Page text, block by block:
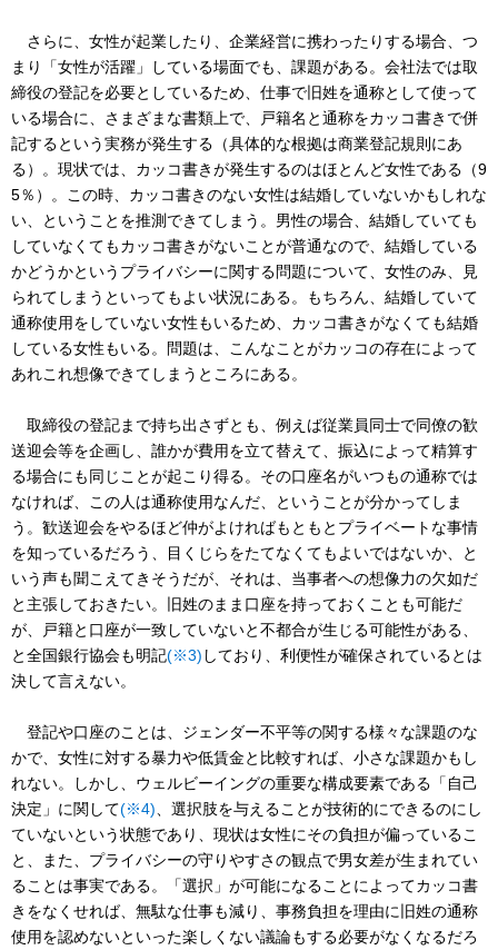
さらに、女性が起業したり、企業経営に携わったりする場合、つ
まり「女性が活躍」している場面でも、課題がある。会社法では取
締役の登記を必要としているため、仕事で旧姓を通称として使って
いる場合に、さまざまな書類上で、戸籍名と通称をカッコ書きで併
記するという実務が発生する（具体的な根拠は商業登記規則にあ
る）。現状では、カッコ書きが発生するのはほとんど女性である（9
5％）。この時、カッコ書きのない女性は結婚していないかもしれな
い、ということを推測できてしまう。男性の場合、結婚していても
していなくてもカッコ書きがないことが普通なので、結婚している
かどうかというプライバシーに関する問題について、女性のみ、見
られてしまうといってもよい状況にある。もちろん、結婚していて
通称使用をしていない女性もいるため、カッコ書きがなくても結婚
している女性もいる。問題は、こんなことがカッコの存在によって
あれこれ想像できてしまうところにある。
取締役の登記まで持ち出さずとも、例えば従業員同士で同僚の歓
送迎会等を企画し、誰かが費用を立て替えて、振込によって精算す
る場合にも同じことが起こり得る。その口座名がいつもの通称では
なければ、この人は通称使用なんだ、ということが分かってしま
う。歓送迎会をやるほど仲がよければもともとプライベートな事情
を知っているだろう、目くじらをたてなくてもよいではないか、と
いう声も聞こえてきそうだが、それは、当事者への想像力の欠如だ
と主張しておきたい。旧姓のまま口座を持っておくことも可能だ
が、戸籍と口座が一致していないと不都合が生じる可能性がある、
と全国銀行協会も明記(※3) しており、利便性が確保されているとは
決して言えない。
登記や口座のことは、ジェンダー不平等の関する様々な課題のな
かで、女性に対する暴力や低賃金と比較すれば、小さな課題かもし
れない。しかし、ウェルビーイングの重要な構成要素である「自己
決定」に関して(※4) 、選択肢を与えることが技術的にできるのにし
ていないという状態であり、現状は女性にその負担が偏っているこ
と、また、プライバシーの守りやすさの観点で男女差が生まれてい
ることは事実である。「選択」が可能になることによってカッコ書
きをなくせれば、無駄な仕事も減り、事務負担を理由に旧姓の通称
使用を認めないといった楽しくない議論もする必要がなくなるだろ